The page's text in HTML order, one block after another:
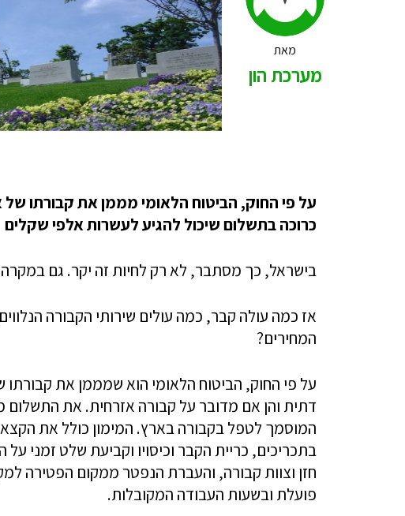
מאת
מערכת הון
על פי החוק, הביטוח הלאומי מממן את קבורתו
כרוכה בתשלום שיכול להגיע לעשרות אלפי שקלים
בישראל, כך מסתבר, לא רק לחיות זה יקר. גם
אז כמה עולה קבר, כמה עולים שירותי הקבורה
המחירים?
על פי החוק, הביטוח הלאומי הוא שמממן את
דתית והן אם מדובר על קבורה אזרחית. את התשלום
המוסמך לטפל בקבורה בארץ. המימון כולל את
בתכריכים, כריית הקבר וכיסויו וקביעת שלט זמני
חזן וצוות קבורה, והעברת הנפטר ממקום הפטירה
פועלת ובשעות העבודה המקובלות.